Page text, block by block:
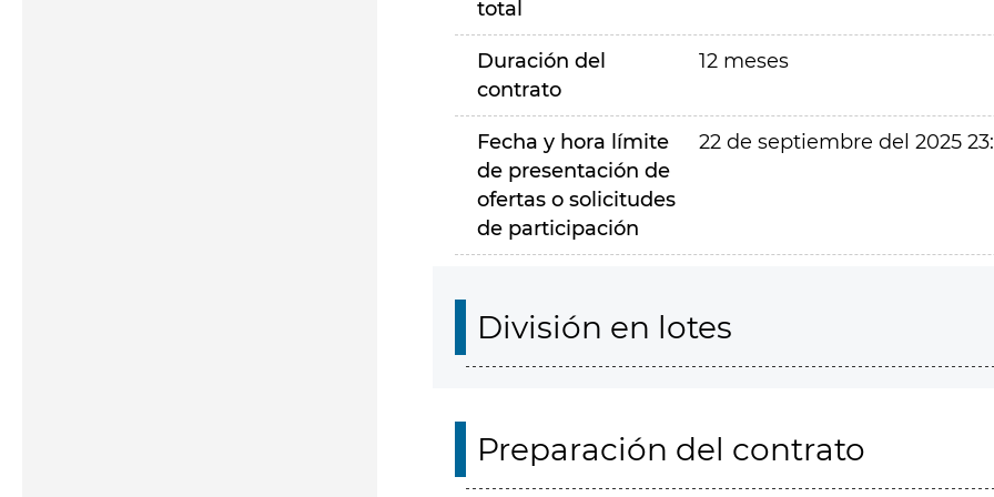
total
Duración del
contrato
12 meses
Fecha y hora límite
de presentación de
ofertas o solicitudes
de participación
22 de septiembre del 2025
División en lotes
Preparación del contrato